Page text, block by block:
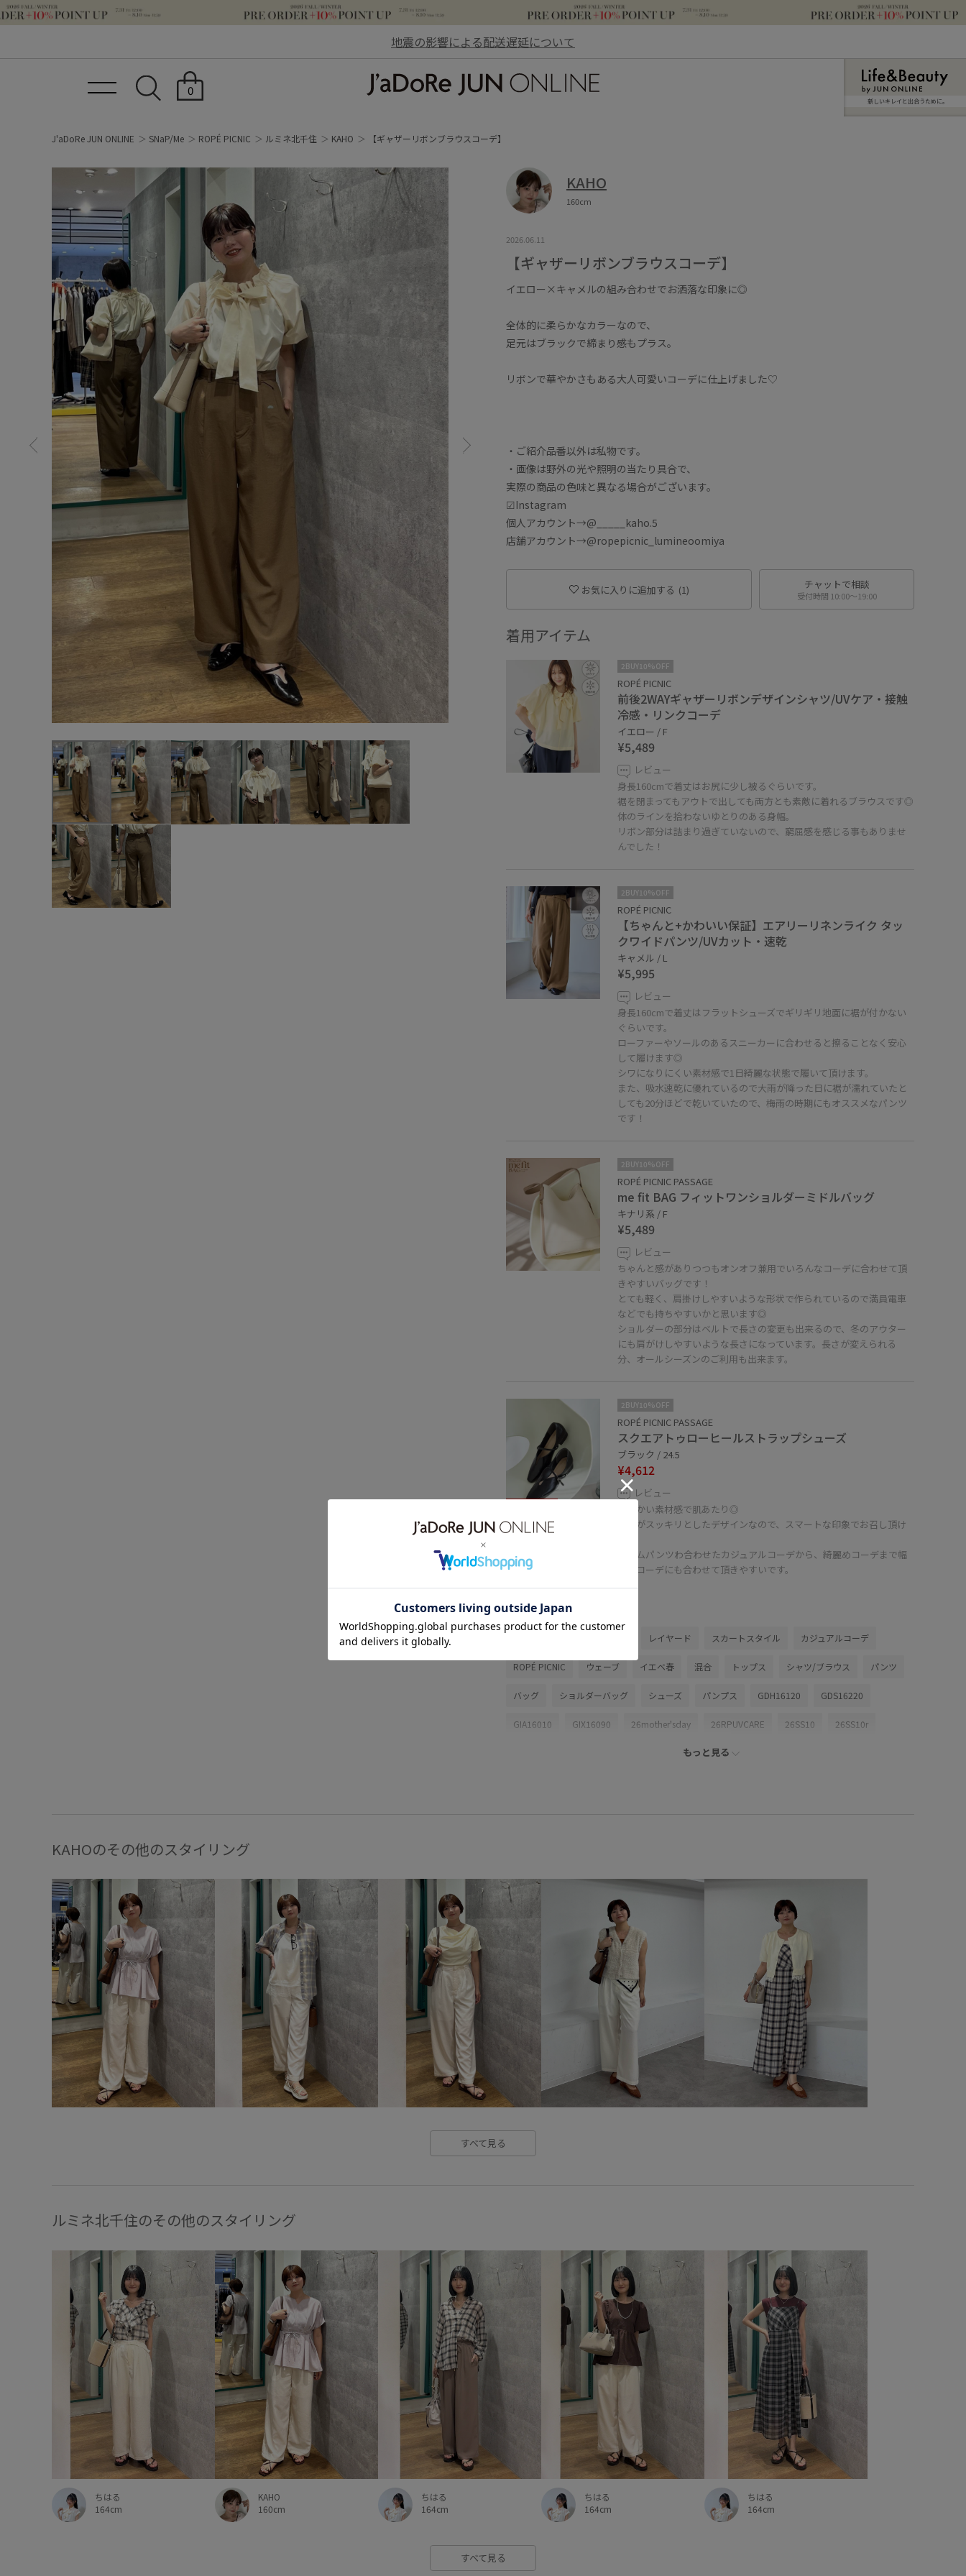
地震の影響による配送遅延について
0
新しいキレイと出合うために。
J'aDoRe JUN ONLINE SNaP/Me ROPÉ PICNIC ルミネ北千住 KAHO 【ギャザーリボンブラウスコーデ】
KAHO
160cm
2026.06.11
【ギャザーリボンブラウスコーデ】
イエロー×キャメルの組み合わせでお洒落な印象に◎
全体的に柔らかなカラーなので、
足元はブラックで締まり感もプラス。
リボンで華やかさもある大人可愛いコーデに仕上げました♡
・ご紹介品番以外は私物です。
・画像は野外の光や照明の当たり具合で、
実際の商品の色味と異なる場合がございます。
☑︎Instagram
個人アカウント→@_____kaho.5
店舗アカウント→@ropepicnic_lumineoomiya
お気に入りに追加する (1) チャットで相談
受付時間 10:00〜19:00
着用アイテム
2BUY10%OFF
ROPÉ PICNIC
前後2WAYギャザーリボンデザインシャツ/UVケア・接触
冷感・リンクコーデ
イエロー / F
¥5,489
レビュー
身長160cmで着丈はお尻に少し被るぐらいです。
裾を閉まってもアウトで出しても両方とも素敵に着れるブラウスです◎
体のラインを拾わないゆとりのある身幅。
リボン部分は詰まり過ぎていないので、窮屈感を感じる事もありませ
んでした！
2BUY10%OFF
ROPÉ PICNIC
【ちゃんと+かわいい保証】エアリーリネンライク タッ
クワイドパンツ/UVカット・速乾
キャメル / L
¥5,995
レビュー
身長160cmで着丈はフラットシューズでギリギリ地面に裾が付かない
ぐらいです。
ローファーやソールのあるスニーカーに合わせると擦ることなく安心
して履けます◎
シワになりにくい素材感で1日綺麗な状態で履いて頂けます。
また、吸水速乾に優れているので大雨が降った日に裾が濡れていたと
しても20分ほどで乾いていたので、梅雨の時期にもオススメなパンツ
です！
2BUY10%OFF
ROPÉ PICNIC PASSAGE
me fit BAG フィットワンショルダーミドルバッグ
キナリ系 / F
¥5,489
レビュー
ちゃんと感がありつつもオンオフ兼用でいろんなコーデに合わせて頂
きやすいバッグです！
とても軽く、肩掛けしやすいような形状で作られているので満員電車
などでも持ちやすいかと思います◎
ショルダーの部分はベルトで長さの変更も出来るので、冬のアウター
にも肩がけしやすいような長さになっています。長さが変えられる
分、オールシーズンのご利用も出来ます。
2BUY10%OFF
ROPÉ PICNIC PASSAGE
スクエアトゥローヒールストラップシューズ
ブラック / 24.5
¥4,612
レビュー
柔らかい素材感で肌あたり◎
先端がスッキリとしたデザインなので、スマートな印象でお召し頂け
デニムパンツわ合わせたカジュアルコーデから、綺麗めコーデまで幅
広いコーデにも合わせて頂きやすいです。
関連タグ
レイヤード スカートスタイル カジュアルコーデ
ROPÉ PICNIC ウェーブ イエベ春 混合 トップス シャツ/ブラウス パンツ
バッグ ショルダーバッグ シューズ パンプス GDH16120 GDS16220
GIA16010 GIX16090 26mother'sday 26RPUVCARE 26SS10 26SS10r
26SS_エアリーリネンライク
ジャケット スクエアトゥ スッキリ
セットアップ対象商品 ベーシック
ワイドパンツ ワンショルダー ヴィンテージ ヴィンテージ感
取り外し可能 接触冷感 柔らかい素材 歩きやすい
落ち感
もっと見る
KAHOのその他のスタイリング
すべて見る
ルミネ北千住のその他のスタイリング
ちはる
164cm
KAHO
160cm
ちはる
164cm
ちはる
164cm
ちはる
164cm
すべて見る